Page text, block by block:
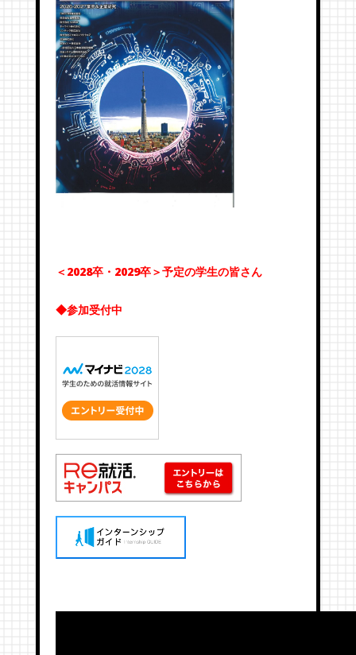
＜2028卒・2029卒＞予定の学生の皆さん
◆参加受付中